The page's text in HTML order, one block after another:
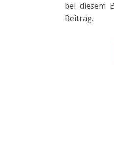
bei diesem
Beitrag.